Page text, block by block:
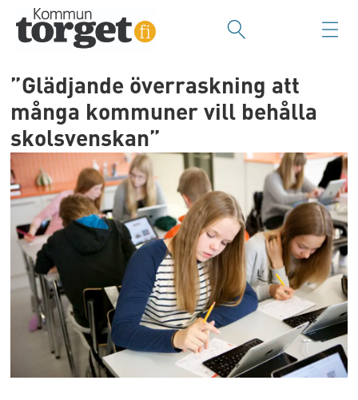
”Glädjande överraskning att
många kommuner vill behålla
skolsvenskan”